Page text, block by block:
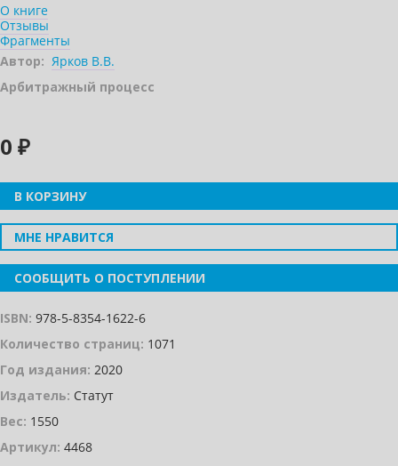
О книге
Отзывы
Фрагменты
Автор: Ярков В.В.
Арбитражный процесс
0 ₽
В КОРЗИНУ
МНЕ НРАВИТСЯ
СООБЩИТЬ О ПОСТУПЛЕНИИ
ISBN: 978-5-8354-1622-6
Количество страниц: 1071
Год издания: 2020
Издатель: Статут
Вес: 1550
Артикул: 4468